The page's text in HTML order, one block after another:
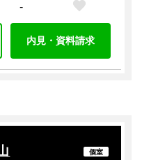
ードキー
-
内見・資料請求
個室